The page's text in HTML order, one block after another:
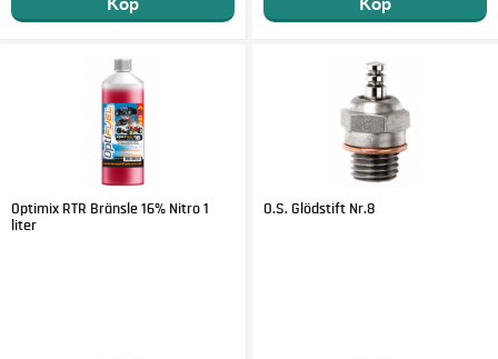
Optimix RTR Bränsle 16% Nitro 1
liter
O.S. Glödstift Nr.8